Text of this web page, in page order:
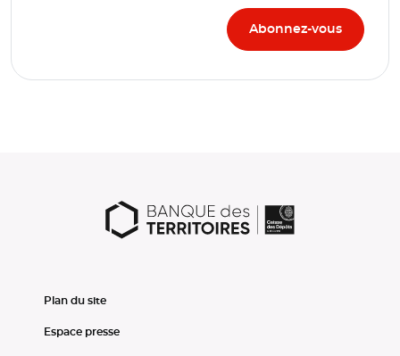
Plan du site
Espace presse